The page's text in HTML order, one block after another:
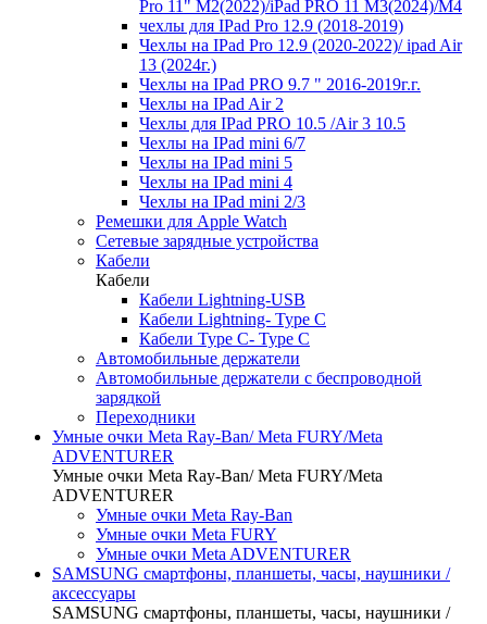
Pro 11" М2(2022)/iPad PRO 11 M3(2024)/M4
чехлы для IPad Pro 12.9 (2018-2019)
Чехлы на IPad Pro 12.9 (2020-2022)/ ipad Air
13 (2024г.)
Чехлы на IPad PRO 9.7 " 2016-2019г.г.
Чехлы на IPad Air 2
Чехлы для IPad PRO 10.5 /Air 3 10.5
Чехлы на IPad mini 6/7
Чехлы на IPad mini 5
Чехлы на IPad mini 4
Чехлы на IPad mini 2/3
Ремешки для Apple Watch
Сетевые зарядные устройства
Кабели
Кабели
Кабели Lightning-USB
Кабели Lightning- Type C
Кабели Type C- Type C
Автомобильные держатели
Автомобильные держатели с беспроводной
зарядкой
Переходники
Умные очки Meta Ray-Ban/ Meta FURY/Meta
ADVENTURER
Умные очки Meta Ray-Ban/ Meta FURY/Meta
ADVENTURER
Умные очки Meta Ray-Ban
Умные очки Meta FURY
Умные очки Meta ADVENTURER
SAMSUNG cмартфоны, планшеты, часы, наушники /
аксессуары
SAMSUNG cмартфоны, планшеты, часы, наушники /